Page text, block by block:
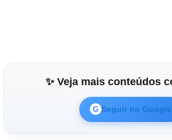
✨ Veja mais conteúdos
G Seguir no Google